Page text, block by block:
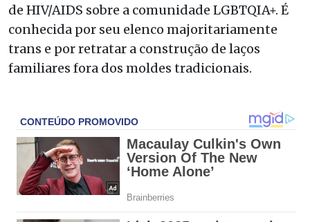
de HIV/AIDS sobre a comunidade LGBTQIA+. É
conhecida por seu elenco majoritariamente
trans e por retratar a construção de laços
familiares fora dos moldes tradicionais.